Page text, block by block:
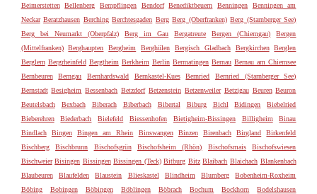
Beimerstetten
Bellenberg Bempflingen Bendorf Benediktbeuern Benningen
Benningen am
Neckar Beratzhausen Berching Berchtesgaden Berg Berg (Oberfranken) Berg (Starnberger See)
Berg bei Neumarkt (Oberpfalz)
Berg im Gau Bergatreute Bergen (Chiemgau)
Bergen
(Mittelfranken)
Berghaupten Bergheim Berghülen Bergisch Gladbach Bergkirchen
Berglen
Berglern Bergrheinfeld Bergtheim Berkheim Berlin Bermatingen Bernau Bernau am Chiemsee
Bernbeuren
Berngau Bernhardswald Bernkastel-Kues Bernried
Bernried (Starnberger See)
Bernstadt Besigheim Bessenbach Betzdorf Betzenstein Betzenweiler Betzigau Beuren Beuron
Beutelsbach
Bexbach Biberach Biberbach Bibertal Biburg Bichl Bidingen
Biebelried
Bieberehren
Biederbach Bielefeld Biessenhofen Bietigheim-Bissingen Billigheim
Binau
Bindlach
Bingen Bingen am Rhein Binswangen Binzen Birenbach Birgland
Birkenfeld
Bischberg
Bischbrunn Bischofsgrün Bischofsheim (Rhön) Bischofsmais
Bischofswiesen
Bischweier Bisingen Bissingen Bissingen (Teck) Bitburg Bitz Blaibach Blaichach Blankenbach
Blaubeuren
Blaufelden Blaustein Blieskastel Blindheim Blumberg
Bobenheim-Roxheim
Böbing
Bobingen Böbingen Böblingen Böbrach Bochum Bockhorn
Bodelshausen